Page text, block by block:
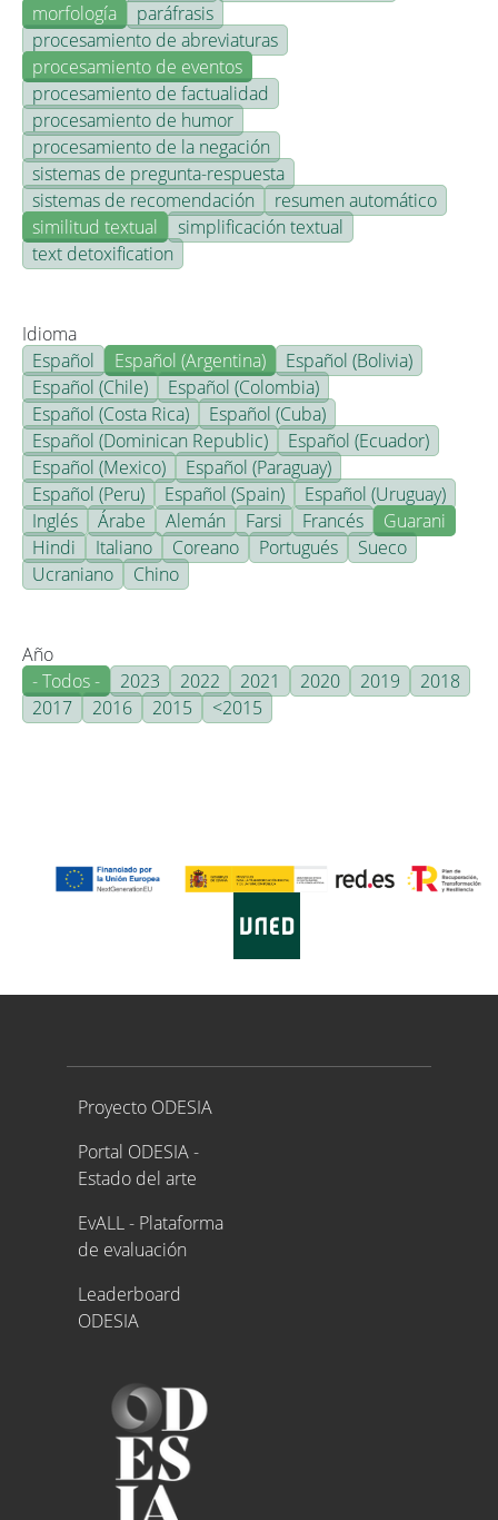
morfología
paráfrasis
procesamiento de abreviaturas
procesamiento de eventos
procesamiento de factualidad
procesamiento de humor
procesamiento de la negación
sistemas de pregunta-respuesta
sistemas de recomendación
resumen automático
similitud textual
simplificación textual
text detoxification
Idioma
Español
Español (Argentina)
Español (Bolivia)
Español (Chile)
Español (Colombia)
Español (Costa Rica)
Español (Cuba)
Español (Dominican Republic)
Español (Ecuador)
Español (Mexico)
Español (Paraguay)
Español (Peru)
Español (Spain)
Español (Uruguay)
Inglés
Árabe Alemán Farsi Francés
Guarani
Hindi
Italiano Coreano Portugués
Sueco
Ucraniano
Chino
Año
- Todos -
2023 2022 2021 2020 2019
2018
2017
2016 2015 <2015
Proyecto ODESIA
Proyecto ODESIA
Portal ODESIA -
Estado del arte
EvALL - Plataforma
de evaluación
Leaderboard
ODESIA